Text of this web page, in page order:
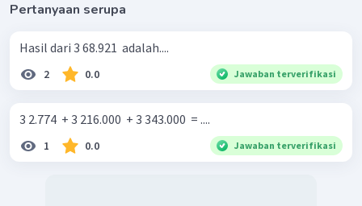
Pertanyaan serupa
Hasil dari 3 68.921 ​ adalah....
2 0.0 Jawaban terverifikasi
3 2.774 ​ + 3 216.000 ​ + 3 343.000 ​ = ....
1 0.0 Jawaban terverifikasi